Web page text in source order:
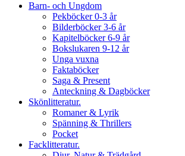
Barn- och Ungdom
Pekböcker 0-3 år
Bilderböcker 3-6 år
Kapitelböcker 6-9 år
Bokslukaren 9-12 år
Unga vuxna
Faktaböcker
Saga & Present
Anteckning & Dagböcker
Skönlitteratur.
Romaner & Lyrik
Spänning & Thrillers
Pocket
Facklitteratur.